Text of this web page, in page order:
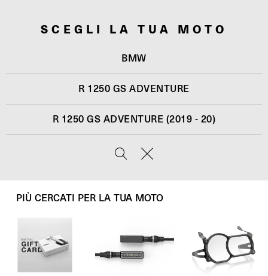
SCEGLI LA TUA MOTO
BMW
R 1250 GS ADVENTURE
R 1250 GS ADVENTURE (2019 - 20)
PIÙ CERCATI PER LA TUA MOTO